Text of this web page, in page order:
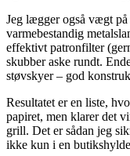
Jeg lægger også vægt på
varmebestandig
effektivt patronfilter
skubber aske rundt.
støvskyer – god
Resultatet er en liste,
papiret, men klarer det
grill. Det er sådan jeg
ikke kun i en